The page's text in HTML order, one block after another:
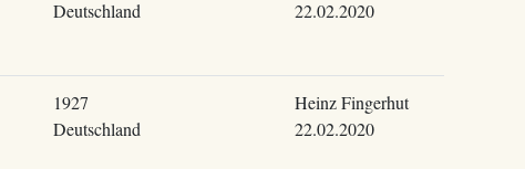
Deutschland
22.02.2020
1927
Deutschland
Heinz Fingerhut
22.02.2020